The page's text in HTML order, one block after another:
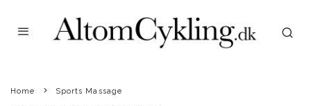
Home Sports Massage